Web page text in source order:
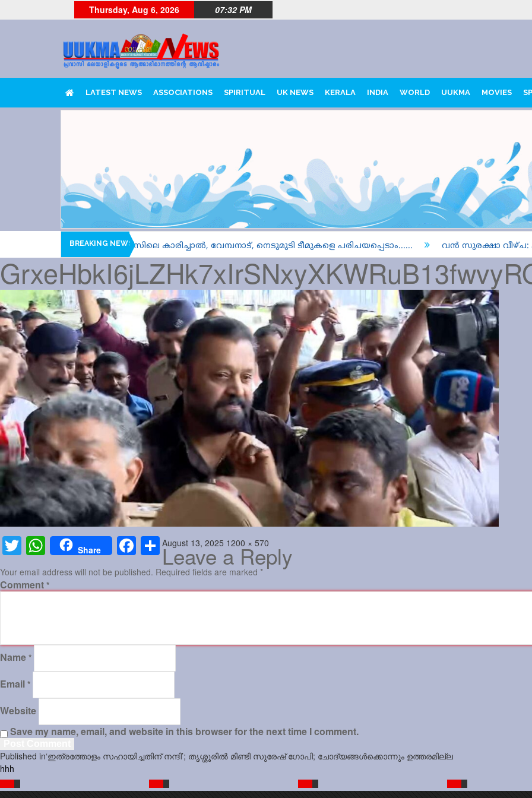
Thursday, Aug 6, 2026 07:32 PM
LATEST NEWS ASSOCIATIONS SPIRITUAL UK NEWS KERALA INDIA WORLD UUKMA MOVIES
BREAKING NEWS
രണ്ടാമത്തെ ഹീറ്റ്സിലെ കാരിച്ചാൽ, വേമ്പനാട്, നെടുമുടി ടീമുകളെ പരിചയപ്പെടാം...... വൻ സുരക്ഷാ വീഴ്ച:
Twitter WhatsAppShare FacebookShare
Posted
August 13, 2025 Full
size
1200 × 570
Leave a Reply
Your email address will not be published. Required fields are marked *
Comment *
Name *
Email *
Website
Save my name, email, and website in this browser for the next time I comment.
Post
navigation
Published in‘ഇത്രത്തോളം സഹായിച്ചതിന് നന്ദി’; തൃശ്ശൂരില്‍ മിണ്ടി സുരേഷ് ഗോപി; ചോദ്യങ്ങള്‍ക്കൊന്നും ഉത്തരമില്ല
hhh